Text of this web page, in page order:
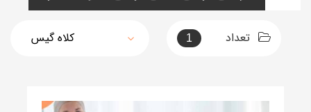
تعداد 1